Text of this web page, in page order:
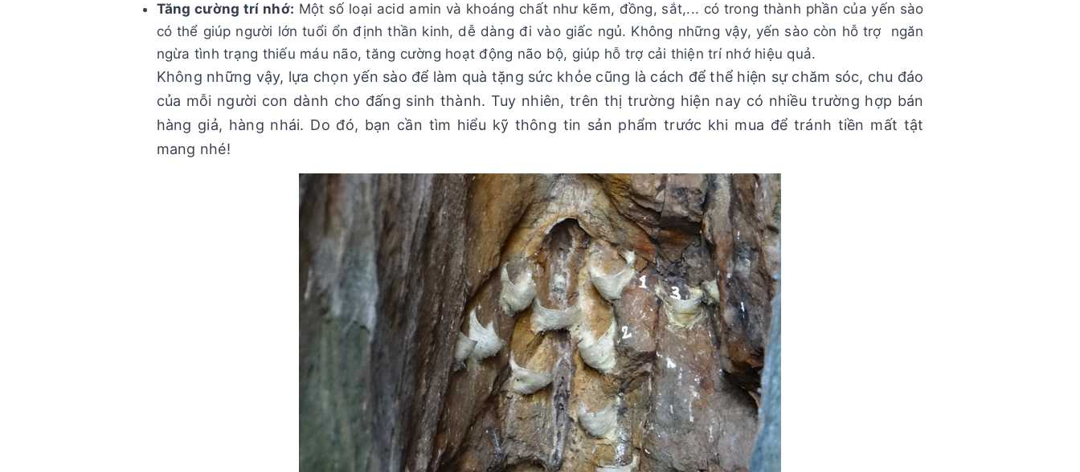
Tăng cường trí nhớ: Một số loại acid amin và khoáng chất như kẽm, đồng, sắt,... có trong thành phần của yến sào
có thể giúp người lớn tuổi ổn định thần kinh, dễ dàng đi vào giấc ngủ. Không những vậy, yến sào còn hỗ trợ ngăn
ngừa tình trạng thiếu máu não, tăng cường hoạt động não bộ, giúp hỗ trợ cải thiện trí nhớ hiệu quả.
Không những vậy, lựa chọn yến sào để làm quà tặng sức khỏe cũng là cách để thể hiện sự chăm sóc, chu đáo
của mỗi người con dành cho đấng sinh thành. Tuy nhiên, trên thị trường hiện nay có nhiều trường hợp bán
hàng giả, hàng nhái. Do đó, bạn cần tìm hiểu kỹ thông tin sản phẩm trước khi mua để tránh tiền mất tật
mang nhé!